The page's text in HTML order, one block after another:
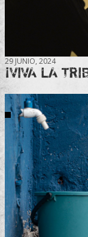
29 JUNIO, 2024
¡VIVA LA